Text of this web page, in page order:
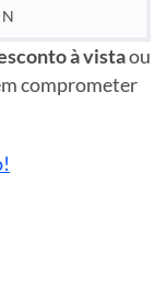
N
à vistaou
comprometer